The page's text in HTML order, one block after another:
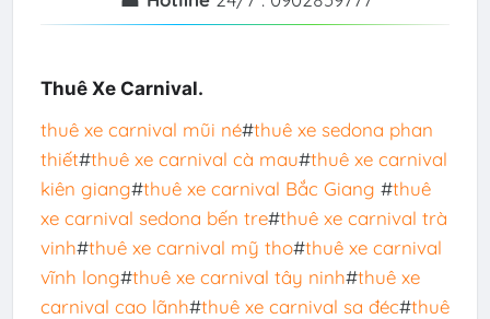
Thuê Xe Carnival.
thuê xe carnival mũi né#thuê xe sedona phan
thiết#thuê xe carnival cà mau#thuê xe carnival
kiên giang#thuê xe carnival Bắc Giang #thuê
xe carnival sedona bến tre#thuê xe carnival trà
vinh#thuê xe carnival mỹ tho#thuê xe carnival
vĩnh long#thuê xe carnival tây ninh#thuê xe
carnival cao lãnh#thuê xe carnival sa đéc#thuê